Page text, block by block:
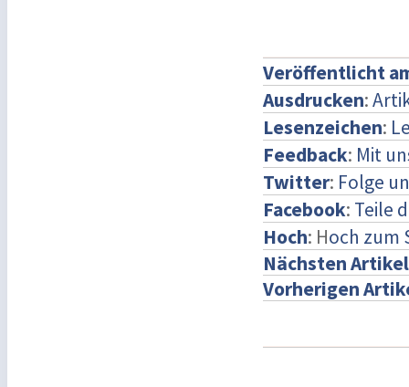
Veröffentlicht
Ausdrucken:
Lesenzeichen:
Feedback: Mit
Twitter: Folge
Facebook: Teile
Hoch: Hoch zum
Nächsten Artikel
Vorherigen